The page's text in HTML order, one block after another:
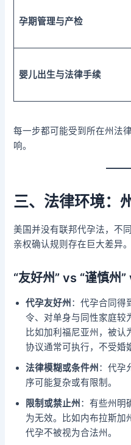
孕期管理与产检
婴儿出生与法律手续
每一步都可能受到所在州法
响。
三、法律环境：
美国并没有联邦代孕法，不
亲权确认规则存在巨大差异。
“友好州” vs “谨慎州”
代孕友好州 ：代孕合同得
令、对单身与同性家庭较
比如加利福尼亚州，被认
协议通常可执行，不受婚
法律模糊或条件州 ：代孕
序可能复杂或有限制。
限制或禁止州 ：有些州明
为无效。比如内布拉斯加
代孕不被视为合法州。